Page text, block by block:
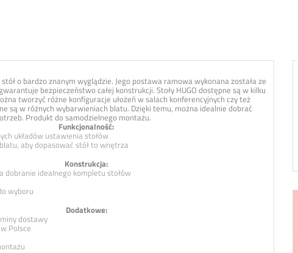
o bardzo znanym wyglądzie. Jego postawa ramowa wykonana została ze
bezpieczeństwo całej konstrukcji. Stoły HUGO dostępne są w kilku
tworzyć różne konfiguracje ułożeń w salach konferencyjnych czy też
są w różnych wybarwieniach blatu. Dzięki temu, można idealnie dobrać
Produkt do samodzielnego montażu.
Funkcjonalność:
układów ustawienia stołów
aby dopasować stół to wnętrza
Konstrukcja:
dobranie idealnego kompletu stołów
wyboru
Dodatkowe:
dostawy
Polsce